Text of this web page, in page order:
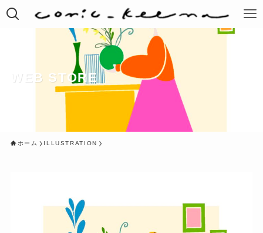
WEB STORE
ホーム ILLUSTRATION